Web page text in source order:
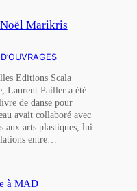
Noël Marikris
Editions Scala
Laurent Pailler a été
de danse pour
avait collaboré avec
aux arts plastiques, lui
entre…
à MAD